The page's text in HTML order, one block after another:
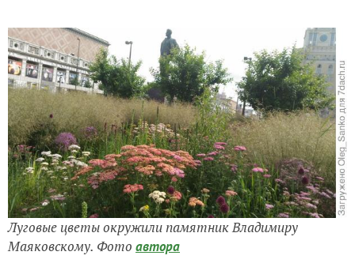
Луговые цветы окружили памятник Владимиру
Маяковскому. Фото автора